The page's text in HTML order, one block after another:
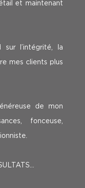
et maintenant
sur l’intégrité, la
mes clients plus
de mon
fonceuse,